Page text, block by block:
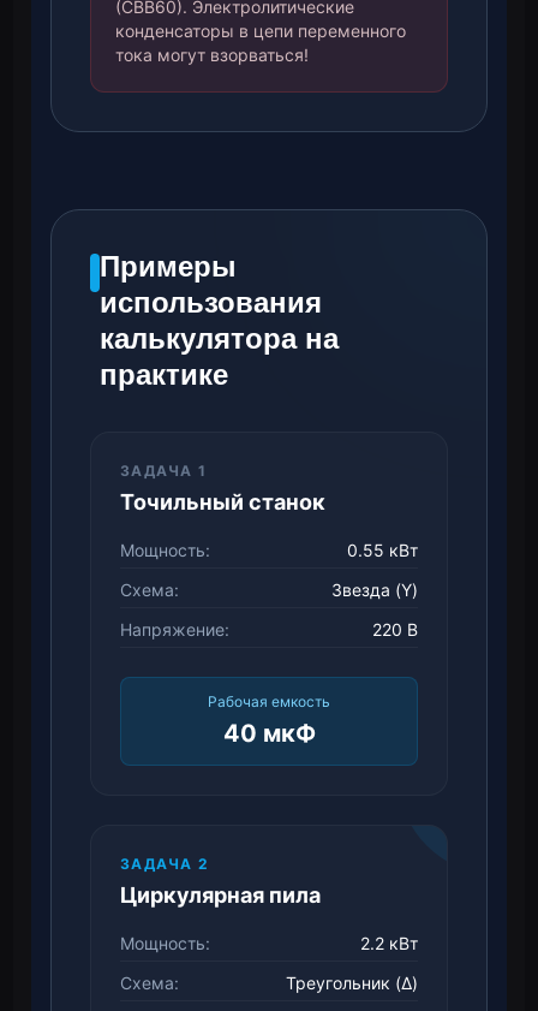
(СВВ60). Электролитические
конденсаторы в цепи переменного
тока могут взорваться!
Примеры
использования
калькулятора на
практике
ЗАДАЧА 1
Точильный станок
Мощность:
0.55 кВт
Схема:
Звезда (Y)
Напряжение:
220 В
Рабочая емкость
40 мкФ
ЗАДАЧА 2
Циркулярная пила
Мощность:
2.2 кВт
Схема:
Треугольник (Δ)